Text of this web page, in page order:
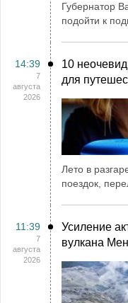
Губернатор
подойти к
14:39
7
августа
2026
10
для
Лето в
поездок,
11:39
7
августа
2026
Усиление
вулкана